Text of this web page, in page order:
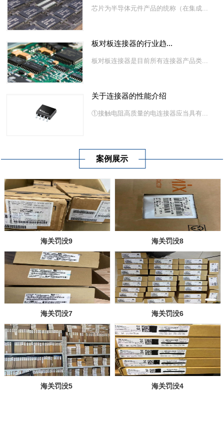
芯片为半导体元件产品的统称（在集成...
板对板连接器的行业趋...
板对板连接器是目前所有连接器产品类...
关于连接器的性能介绍
①接触电阻高质量的电连接器应当具有...
案例展示
海关罚没9 海关罚没8
海关罚没7 海关罚没6
海关罚没5 海关罚没4